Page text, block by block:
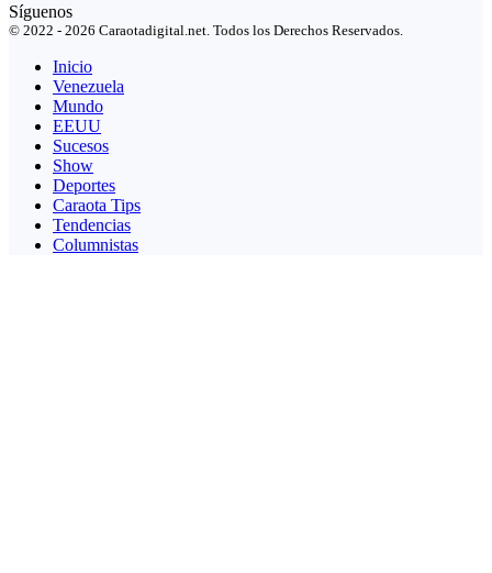
Síguenos
© 2022 - 2026 Caraotadigital.net. Todos los Derechos Reservados.
Inicio
Venezuela
Mundo
EEUU
Sucesos
Show
Deportes
Caraota Tips
Tendencias
Columnistas